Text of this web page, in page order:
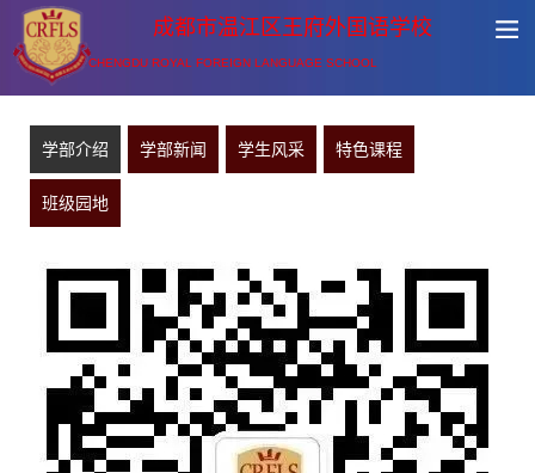
成都市温江区王府外国语学校
CHENGDU ROYAL FOREIGN LANGUAGE SCHOOL
学部介绍 学部新闻 学生风采 特色课程
班级园地